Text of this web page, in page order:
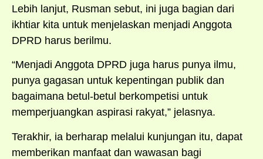
Lebih lanjut, Rusman sebut, ini juga bagian dari
ikhtiar kita untuk menjelaskan menjadi Anggota
DPRD harus berilmu.
“Menjadi Anggota DPRD juga harus punya ilmu,
punya gagasan untuk kepentingan publik dan
bagaimana betul-betul berkompetisi untuk
memperjuangkan aspirasi rakyat,” jelasnya.
Terakhir, ia berharap melalui kunjungan itu, dapat
memberikan manfaat dan wawasan bagi